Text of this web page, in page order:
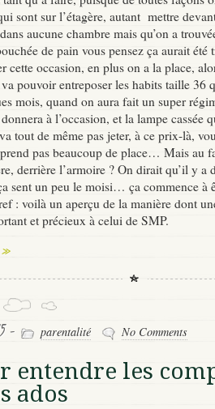
sont sur l’étagère, autant mettre
aucune chambre mais qu’on a
de pain vous pensez ça aurait été
cette occasion, en plus on a la place,
pouvoir entreposer les habits taille 36
mois, quand on aura fait un super
à l’occasion, et la lampe cassée
tout de même pas jeter, à ce prix-là,
pas beaucoup de place… Mais au
derrière l’armoire ? On dirait qu’il y a
sent un peu le moisi… ça commence à
: voilà un aperçu de la manière dont
et précieux à celui de SMP.
- parentalité No Comments
entendre les
ados